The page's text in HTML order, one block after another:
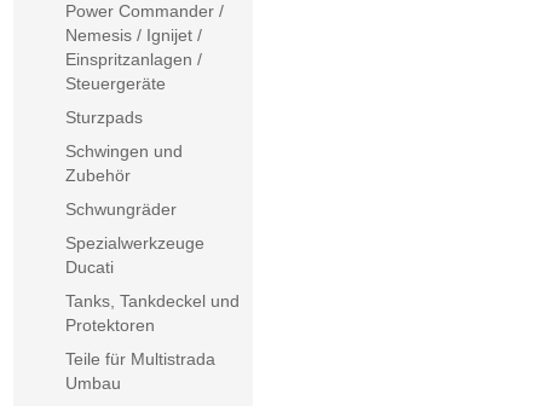
Power Commander /
Nemesis / Ignijet /
Einspritzanlagen /
Steuergeräte
Sturzpads
Schwingen und
Zubehör
Schwungräder
Spezialwerkzeuge
Ducati
Tanks, Tankdeckel und
Protektoren
Teile für Multistrada
Umbau